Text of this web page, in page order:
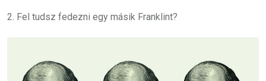
2. Fel tudsz fedezni egy másik Franklint?